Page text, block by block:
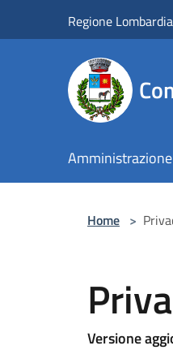
Regione Lombardia
Amministrazione
Home >
Versione